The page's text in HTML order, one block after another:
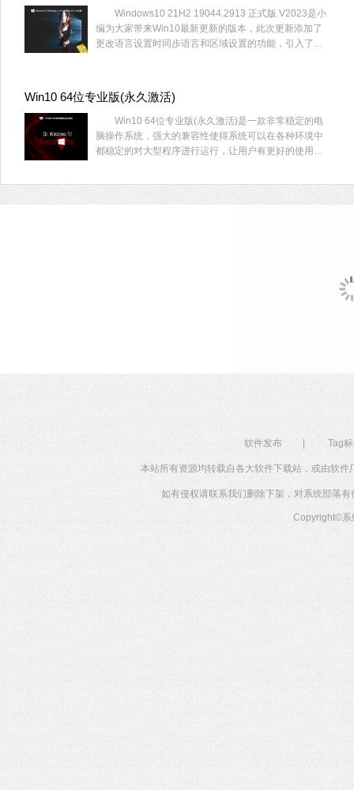
Windows10 21H2 19044.2913 正式版 V2023是小
编为大家带来Win10最新更新的版本，此次更新添加了
更改语言设置时同步语言和区域设置的功能，引入了防
Win10 64位专业版(永久激活)
Win10 64位专业版(永久激活)是一款非常稳定的电
脑操作系统，强大的兼容性使得系统可以在各种环境中
都稳定的对大型程序进行运行，让用户有更好的使用体
软件发布 | Tag
本站所有资源均转载自各大软件下载站，或由软
如有侵权请联系我们删除下架，对系统部落
Copyright©系